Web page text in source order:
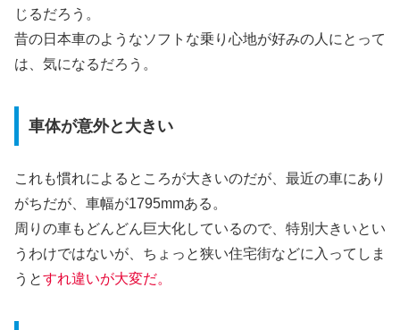
じるだろう。
昔の日本車のようなソフトな乗り心地が好みの人にとって
は、気になるだろう。
車体が意外と大きい
これも慣れによるところが大きいのだが、最近の車にあり
がちだが、車幅が1795mmある。
周りの車もどんどん巨大化しているので、特別大きいとい
うわけではないが、ちょっと狭い住宅街などに入ってしま
うとすれ違いが大変だ。